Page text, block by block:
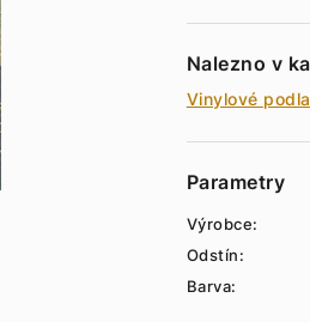
Nalezno v
Vinylové
Parametry
Výrobce:
Odstín:
Barva: